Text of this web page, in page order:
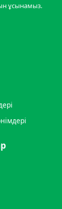
ұсынамыз.